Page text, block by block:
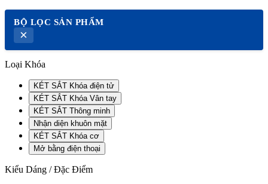
BỘ LỌC SẢN PHẨM
×
Loại Khóa
KÉT SẮT Khóa điện tử
KÉT SẮT Khóa Vân tay
KÉT SẮT Thông minh
Nhận diện khuôn mặt
KÉT SẮT Khóa cơ
Mở bằng điện thoại
Kiểu Dáng / Đặc Điểm